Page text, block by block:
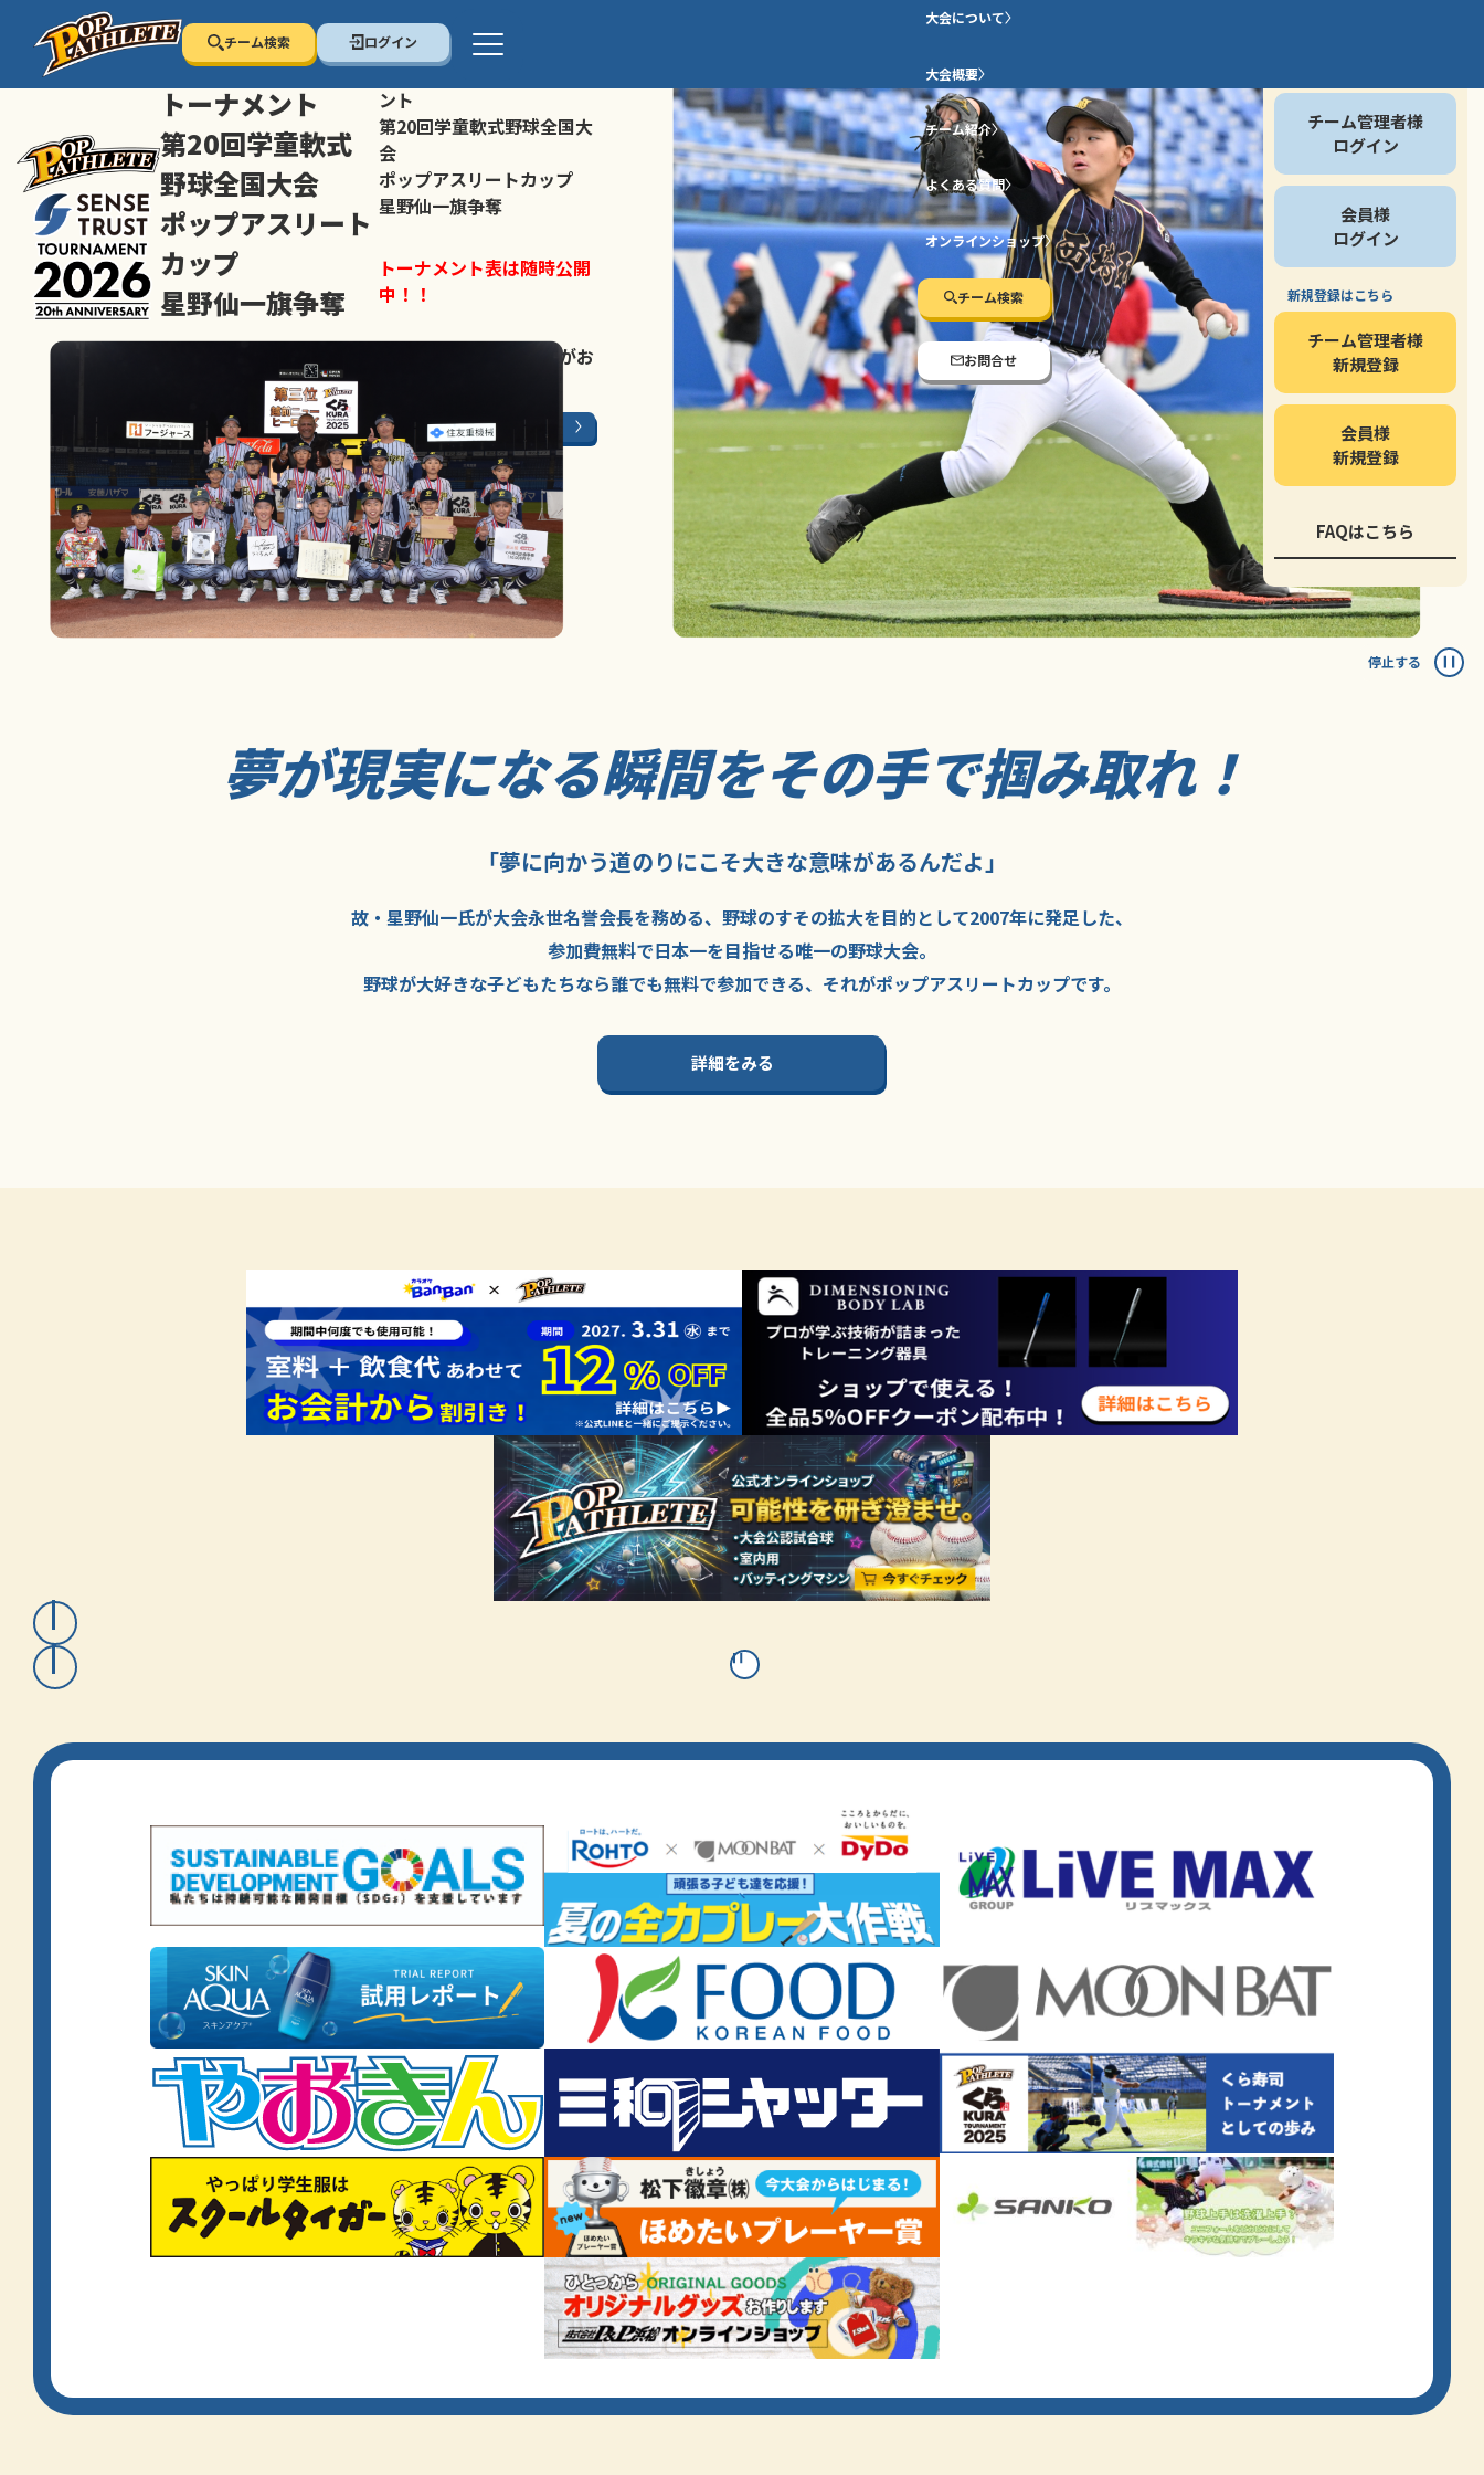
チーム検索 ログイン
大会について
大会概要
チーム紹介
よくある質問
オンラインショップ
チーム検索
お問合せ
停止する
センス・トラスト
トーナメント
第20回学童軟式
野球全国大会
ポップアスリート
カップ
星野仙一旗争奪
トーナメント表は随時公開
センス・トラストトーナメ
ント
第20回学童軟式野球全国大
会
ポップアスリートカップ
星野仙一旗争奪
トーナメント表は随時公開
中！！
がお
大会ページはこちら
チーム管理者様
ログイン
会員様
ログイン
新規登録はこちら
チーム管理者様
新規登録
会員様
新規登録
FAQはこちら
夢が現実になる瞬間をその手で掴み取れ！
「夢に向かう道のりにこそ大きな意味があるんだよ」
故・星野仙一氏が大会永世名誉会長を務める、野球のすその拡大を目的として2007年に発足した、
参加費無料で日本一を目指せる唯一の野球大会。
野球が大好きな子どもたちなら誰でも無料で参加できる、 それがポップアスリートカップです。
詳細をみる